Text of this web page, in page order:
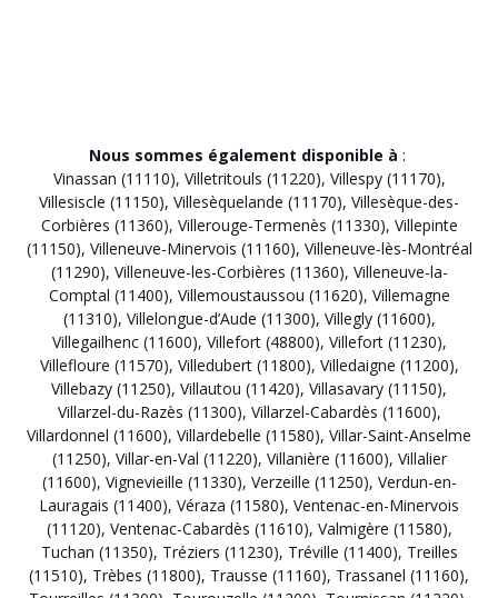
Nous sommes également disponible à :
Vinassan (11110), Villetritouls (11220), Villespy (11170),
Villesiscle (11150), Villesèquelande (11170), Villesèque-des-
Corbières (11360), Villerouge-Termenès (11330), Villepinte
(11150), Villeneuve-Minervois (11160), Villeneuve-lès-Montréal
(11290), Villeneuve-les-Corbières (11360), Villeneuve-la-
Comptal (11400), Villemoustaussou (11620), Villemagne
(11310), Villelongue-d’Aude (11300), Villegly (11600),
Villegailhenc (11600), Villefort (48800), Villefort (11230),
Villefloure (11570), Villedubert (11800), Villedaigne (11200),
Villebazy (11250), Villautou (11420), Villasavary (11150),
Villarzel-du-Razès (11300), Villarzel-Cabardès (11600),
Villardonnel (11600), Villardebelle (11580), Villar-Saint-Anselme
(11250), Villar-en-Val (11220), Villanière (11600), Villalier
(11600), Vignevieille (11330), Verzeille (11250), Verdun-en-
Lauragais (11400), Véraza (11580), Ventenac-en-Minervois
(11120), Ventenac-Cabardès (11610), Valmigère (11580),
Tuchan (11350), Tréziers (11230), Tréville (11400), Treilles
(11510), Trèbes (11800), Trausse (11160), Trassanel (11160),